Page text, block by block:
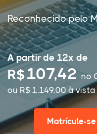
Reconhecido pelo
A partir de 12x de
R$107,42 no
ou R$ 1.149,00 à
Matrícule-